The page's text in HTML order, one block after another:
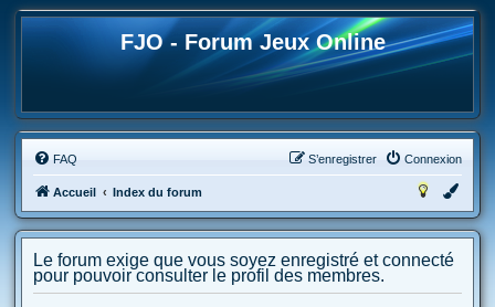
FJO - Forum Jeux Online
FAQ Connexion
S’enregistrer
Accueil Index du forum
Le forum exige que vous soyez enregistré et connecté
pour pouvoir consulter le profil des membres.